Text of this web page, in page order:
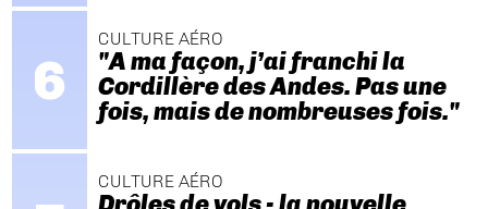
CULTURE AÉRO
"A ma façon, j’ai franchi la
Cordillère des Andes. Pas une
fois, mais de nombreuses fois."
CULTURE AÉRO